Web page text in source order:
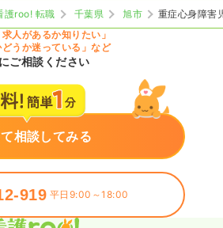
護roo! 転職 千葉県 旭市
重症心身障害
求人があるか知りたい」
どうか迷っている」など
ご相談ください
相談してみる
919 平日9:00～18:00